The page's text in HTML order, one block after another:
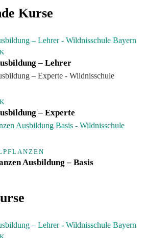
Kurse
– Lehrer
– Experte
Ausbildung – Basis